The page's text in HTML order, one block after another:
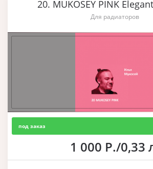
20. MUKOSEY PINK
Для радиаторов
под заказ
1 000 Р./0,33